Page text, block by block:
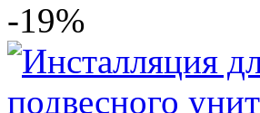
-19%